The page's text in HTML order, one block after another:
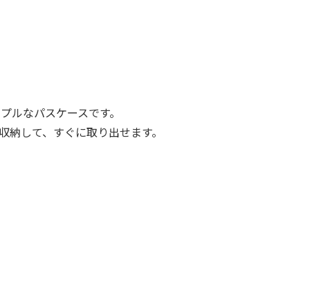
なパスケースです。
して、すぐに取り出せます。